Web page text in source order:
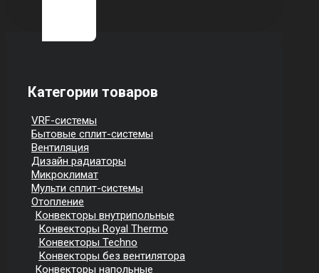
Категории товаров
VRF-системы
Бытовые сплит-системы
Вентиляция
Дизайн радиаторы
Микроклимат
Мульти сплит-системы
Отопление
Конвекторы внутрипольные
Конвекторы Royal Thermo
Конвекторы Techno
Конвекторы без вентилятора
Конвекторы напольные